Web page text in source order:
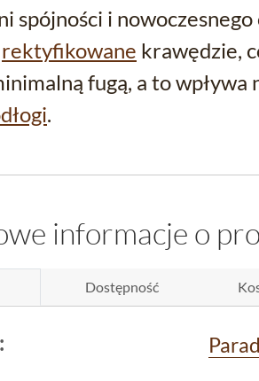
spójności i
rektyfikowane krawędzie,
fugą, a to
.
i
betonopodobny
przezParadyż
, to
ale również do
informacje o
Dostępność